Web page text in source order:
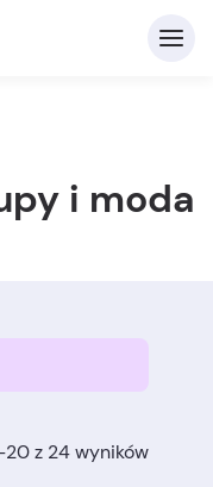
i moda
20 z 24 wyników